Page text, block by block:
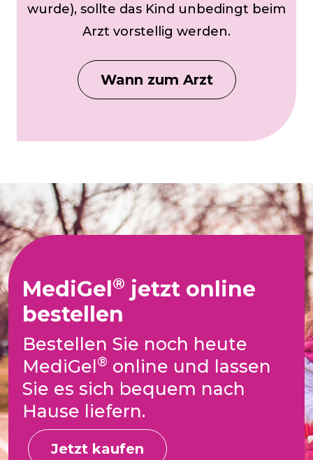
wurde), sollte das Kind unbedingt beim
Arzt vorstellig werden.
Wann zum Arzt
MediGel® jetzt online
bestellen
Bestellen Sie noch heute
MediGel® online und lassen
Sie es sich bequem nach
Hause liefern.
Jetzt kaufen